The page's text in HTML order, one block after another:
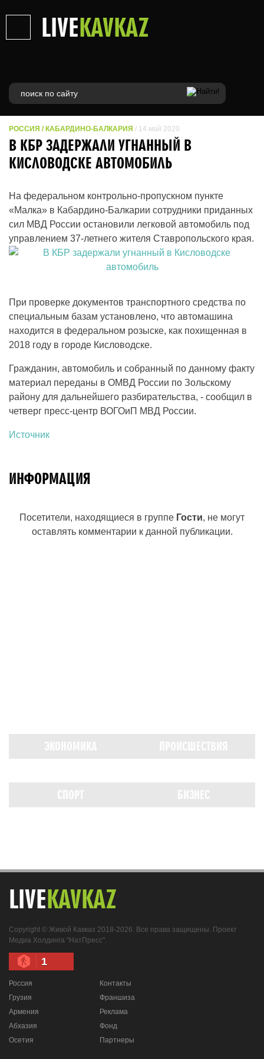
LIVEKAVKAZ
РОССИЯ / КАБАРДИНО-БАЛКАРИЯ / 14 май 2020
В КБР ЗАДЕРЖАЛИ УГНАННЫЙ В
КИСЛОВОДСКЕ АВТОМОБИЛЬ
На федеральном контрольно-пропускном пункте
«Малка» в Кабардино-Балкарии сотрудники приданных
сил МВД России остановили легковой автомобиль под
управлением 37-летнего жителя Ставропольского края.
При проверке документов транспортного средства по
специальным базам установлено, что автомашина
находится в федеральном розыске, как похищенная в
2018 году в городе Кисловодске.
Гражданин, автомобиль и собранный по данному факту
материал переданы в ОМВД России по Зольскому
району для дальнейшего разбирательства, - сообщил в
четверг пресс-центр ВОГОиП МВД России.
Источник
ИНФОРМАЦИЯ
Посетители, находящиеся в группе Гости, не могут
оставлять комментарии к данной публикации.
LIVEKAVKAZ
Copyright © Живой Кавказ 2018-2026. Все права защищены. Проект
Медиа Холдинга "НатПресс".
1
Россия
Грузия
Армения
Абхазия
Осетия
Контакты
Франшиза
Реклама
Фонд
Партнеры